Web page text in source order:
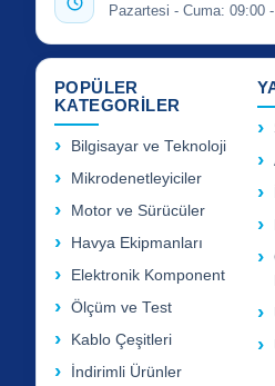
Pazartesi - Cuma: 09:00
POPÜLER
KATEGORİLER
Bilgisayar ve Teknoloji
Mikrodenetleyiciler
Motor ve Sürücüler
Havya Ekipmanları
Elektronik Komponent
Ölçüm ve Test
Kablo Çeşitleri
İndirimli Ürünler